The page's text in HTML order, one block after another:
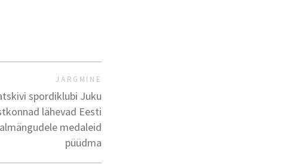
JÄRGMINE
spordiklubi Juku
lähevad Eesti
medaleid
püüdma